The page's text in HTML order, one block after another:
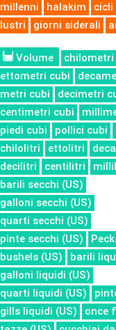
millenni
halakim
cicli
lustri
giorni siderali
Volume
chilometri
ettometri cubi
metri cubi
decimetri
centimetri cubi
piedi cubi
pollici cubi
chilolitri
ettolitri
decilitri
centilitri
barili secchi (US)
galloni secchi (US)
quarti secchi (US)
pinte secchi (US)
bushels (US)
barili
galloni liquidi (US)
quarti liquidi (US)
gills liquidi (US)
once